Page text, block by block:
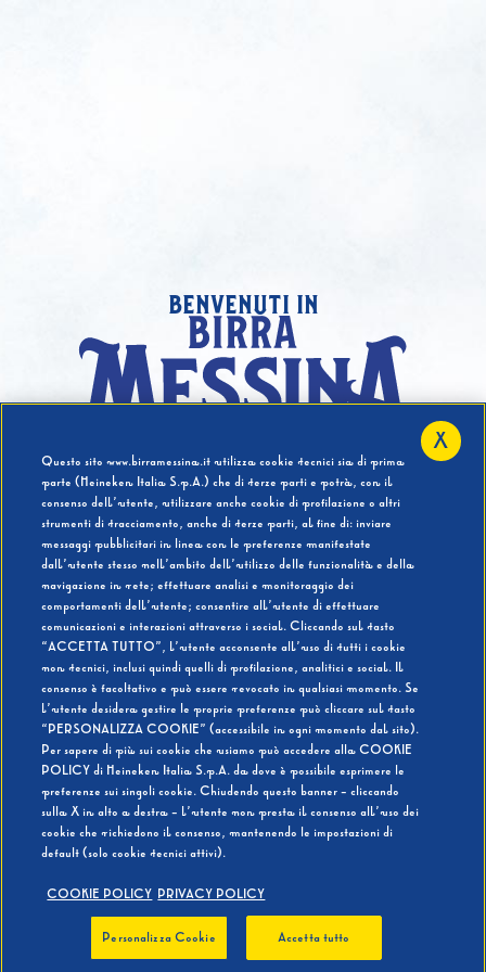
benvenuti in
Hai compiuto 18 Anni?
SI NO
BEVI RESPONSABILMENTE
Questo sito www.birramessina.it utilizza cookie tecnici sia di prima
parte (Heineken Italia S.p.A.) che di terze parti e potrà, con il
consenso dell’utente, utilizzare anche cookie di profilazione o altri
strumenti di tracciamento, anche di terze parti, al fine di: inviare
messaggi pubblicitari in linea con le preferenze manifestate
dall’utente stesso nell’ambito dell’utilizzo delle funzionalità e della
navigazione in rete; effettuare analisi e monitoraggio dei
comportamenti dell’utente; consentire all’utente di effettuare
comunicazioni e interazioni attraverso i social. Cliccando sul tasto
“ACCETTA TUTTO”, l’utente acconsente all’uso di tutti i cookie
non tecnici, inclusi quindi quelli di profilazione, analitici e social. Il
consenso è facoltativo e può essere revocato in qualsiasi momento. Se
l’utente desidera gestire le proprie preferenze può cliccare sul tasto
“PERSONALIZZA COOKIE” (accessibile in ogni momento dal sito).
Per sapere di più sui cookie che usiamo può accedere alla COOKIE
POLICY di Heineken Italia S.p.A. da dove è possibile esprimere le
preferenze sui singoli cookie. Chiudendo questo banner - cliccando
sulla X in alto a destra - l’utente non presta il consenso all’uso dei
cookie che richiedono il consenso, mantenendo le impostazioni di
default (solo cookie tecnici attivi).
COOKIE POLICY PRIVACY POLICY
Personalizza Cookie Accetta tutto
X